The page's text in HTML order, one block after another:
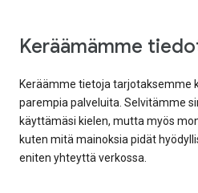
Keräämämme
Keräämme tietoja tarjotaksemme
parempia palveluita. Selvitämme
käyttämäsi kielen, mutta myös
kuten mitä mainoksia pidät
eniten yhteyttä verkossa.